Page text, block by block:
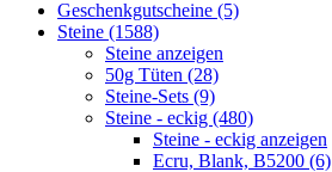
Geschenkgutscheine (5)
Steine (1588)
Steine anzeigen
50g Tüten (28)
Steine-Sets (9)
Steine - eckig (480)
Steine - eckig anzeigen
Ecru, Blank, B5200 (6)